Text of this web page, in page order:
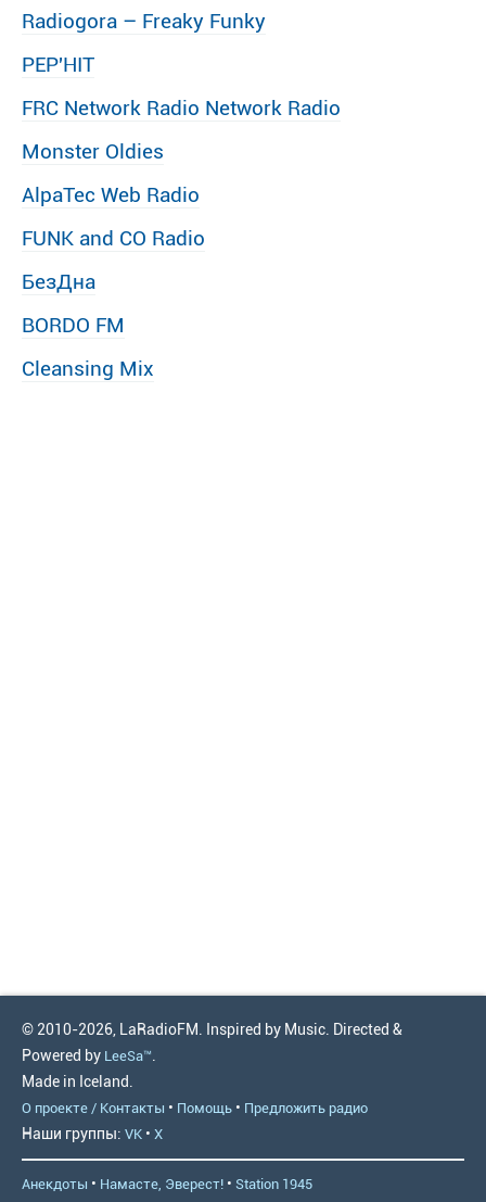
Radiogora – Freaky Funky
PEP′HIT
FRC Network Radio Network Radio
Monster Oldies
AlpaTec Web Radio
FUNK and CO Radio
БезДна
BORDO FM
Cleansing Mix
© 2010-2026, LaRadioFM. Inspired by Music. Directed &
Powered by LeeSa™.
Made in Iceland.
О проекте / Контакты • Помощь • Предложить радио
Наши группы: VK • X
Анекдоты • Намасте, Эверест! • Station 1945